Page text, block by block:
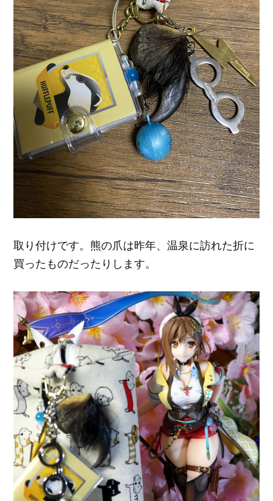
取り付けです。熊の爪は昨年、温泉に訪れた折に
買ったものだったりします。